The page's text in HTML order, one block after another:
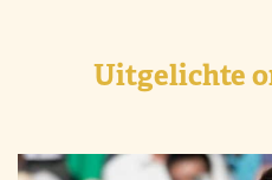
Uitgelichte